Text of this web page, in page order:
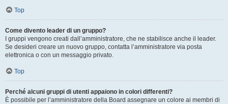
Top
Come divento leader di un gruppo?
I gruppi vengono creati dall’amministratore, che ne stabilisce anche il leader.
Se desideri creare un nuovo gruppo, contatta l’amministratore via posta
elettronica o con un messaggio privato.
Top
Perché alcuni gruppi di utenti appaiono in colori differenti?
È possibile per l’amministratore della Board assegnare un colore ai membri di